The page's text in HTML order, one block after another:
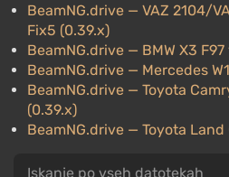
BeamNG.drive — VAZ 2104/
Fix5 (0.39.x)
BeamNG.drive — BMW X3
BeamNG.drive — Mercedes
BeamNG.drive — Toyota
(0.39.x)
BeamNG.drive — Toyota Land